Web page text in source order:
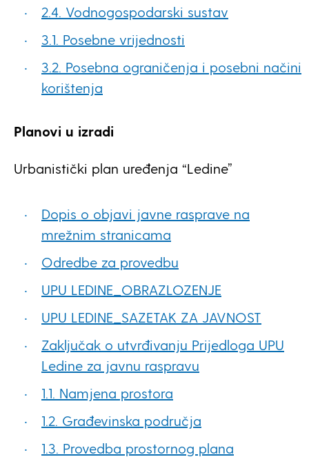
2.4. Vodnogospodarski sustav
3.1. Posebne vrijednosti
3.2. Posebna ograničenja i posebni načini
korištenja
Planovi u izradi
Urbanistički plan uređenja “Ledine”
Dopis o objavi javne rasprave na
mrežnim stranicama
Odredbe za provedbu
UPU LEDINE_OBRAZLOZENJE
UPU LEDINE_SAZETAK ZA JAVNOST
Zaključak o utvrđivanju Prijedloga UPU
Ledine za javnu raspravu
1.1. Namjena prostora
1.2. Građevinska područja
1.3. Provedba prostornog plana